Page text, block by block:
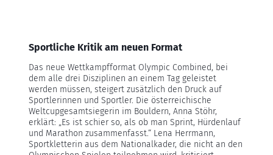
Sportliche Kritik am neuen Format
Das neue Wettkampfformat Olympic Combined, bei
dem alle drei Disziplinen an einem Tag geleistet
werden müssen, steigert zusätzlich den Druck auf
Sportlerinnen und Sportler. Die österreichische
Weltcupgesamtsiegerin im Bouldern, Anna Stöhr,
erklärt: „Es ist schier so, als ob man Sprint, Hürdenlauf
und Marathon zusammenfasst.“ Lena Herrmann,
Sportkletterin aus dem Nationalkader, die nicht an den